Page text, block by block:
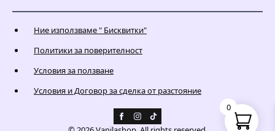
Ние използваме " Бисквитки"
Политики за поверителност
Условия за ползване
Условия и Договор за сделка от разстояние
0